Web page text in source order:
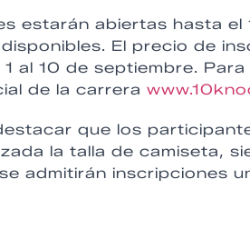
estarán abiertas hasta
El precio de
al 10 de septiembre.
de la carrera
que los
la talla de camiseta,
admitirán inscripciones